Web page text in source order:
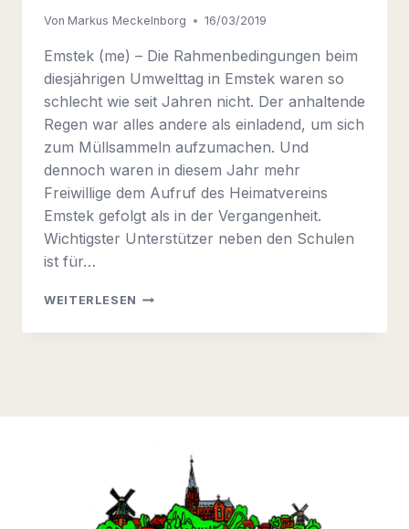
Von Markus Meckelnborg 16/03/2019
Emstek (me) – Die Rahmenbedingungen beim
diesjährigen Umwelttag in Emstek waren so
schlecht wie seit Jahren nicht. Der anhaltende
Regen war alles andere als einladend, um sich
zum Müllsammeln aufzumachen. Und
dennoch waren in diesem Jahr mehr
Freiwillige dem Aufruf des Heimatvereins
Emstek gefolgt als in der Vergangenheit.
Wichtigster Unterstützer neben den Schulen
ist für…
WEITERLESEN TROTZ
MEHR